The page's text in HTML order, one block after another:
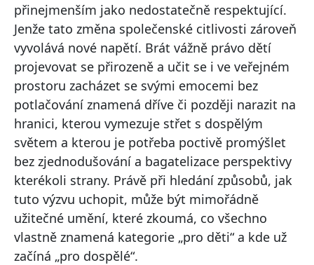
přinejmenším jako nedostatečně respektující.
Jenže tato změna společenské citlivosti zároveň
vyvolává nové napětí. Brát vážně právo dětí
projevovat se přirozeně a učit se i ve veřejném
prostoru zacházet se svými emocemi bez
potlačování znamená dříve či později narazit na
hranici, kterou vymezuje střet s dospělým
světem a kterou je potřeba poctivě promýšlet
bez zjednodušování a bagatelizace perspektivy
kterékoli strany. Právě při hledání způsobů, jak
tuto výzvu uchopit, může být mimořádně
užitečné umění, které zkoumá, co všechno
vlastně znamená kategorie „pro děti“ a kde už
začíná „pro dospělé“.